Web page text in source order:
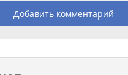
Добавить комментарий